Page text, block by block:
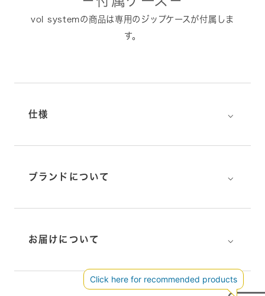
vol systemの商品は専用のジップケースが付属しま
す。
仕様 ⌵
ブランドについて ⌵
お届けについて ⌵